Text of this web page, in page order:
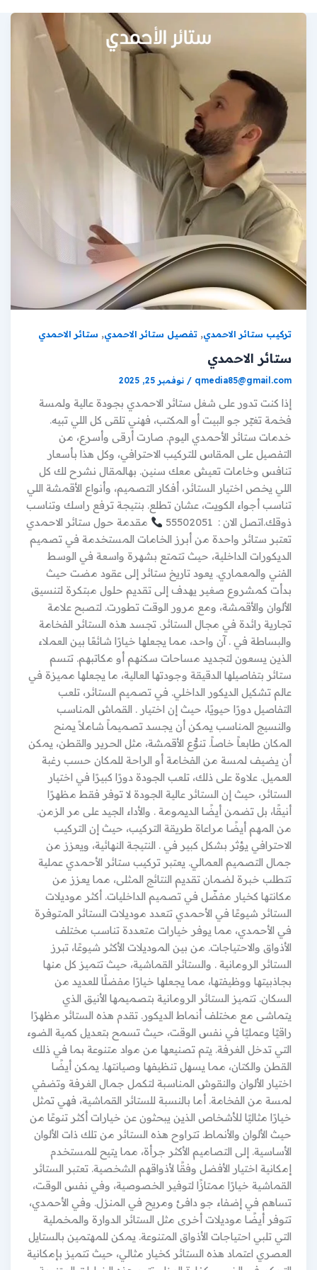
تركيب ستائر الاحمدي,تفصيل ستائر الاحمدي,ستائر الاحمدي
ستائر الاحمدي
qmedia85@gmail.com
/ نوفمبر 25, 2025
إذا كنت تدور على شغل ستائر الاحمدي بجودة عالية ولمسة
فخمة تغيّر جو البيت أو المكتب، فهني تلقى كل اللي تبيه.
خدمات ستائر الأحمدي اليوم. صارت أرقى وأسرع، من
التفصيل على المقاس للتركيب الاحترافي، وكل هذا بأسعار
تنافس وخامات تعيش معك سنين. بهالمقال نشرح لك كل
اللي يخص اختيار الستائر، أفكار التصميم، وأنواع الأقمشة اللي
تناسب أجواء الكويت، عشان تطلع. بنتيجة ترفع راسك وتناسب
ذوقك.اتصل الان : 55502051
مقدمة حول ستائر الاحمدي
تعتبر ستائر واحدة من أبرز الخامات المستخدمة في تصميم
الديكورات الداخلية، حيث تتمتع بشهرة واسعة في الوسط
الفني والمعماري. يعود تاريخ ستائر إلى عقود مضت حيث
بدأت كمشروع صغير يهدف إلى تقديم حلول مبتكرة لتنسيق
الألوان والأقمشة، ومع مرور الوقت تطورت. لتصبح علامة
تجارية رائدة في مجال الستائر. تجسد هذه الستائر الفخامة
والبساطة في . آن واحد، مما يجعلها خيارًا شائعًا بين العملاء
الذين يسعون لتجديد مساحات سكنهم أو مكاتبهم. تتسم
ستائر بتفاصيلها الدقيقة وجودتها العالية، ما يجعلها مميزة في
عالم تشكيل الديكور الداخلي. في تصميم الستائر، تلعب
التفاصيل دورًا حيويًا، حيث إن اختيار . القماش المناسب
والنسيج المناسب يمكن أن يجسد تصميماً شاملاً يمنح
المكان طابعاً خاصاً. تنوُّع الأقمشة، مثل الحرير والقطن، يمكن
أن يضيف لمسة من الفخامة أو الراحة للمكان حسب رغبة
العميل. علاوة على ذلك، تلعب الجودة دورًا كبيرًا في اختيار
الستائر، حيث إن الستائر عالية الجودة لا توفر فقط مظهرًا
أنيقًا، بل تضمن أيضًا الديمومة . والأداء الجيد على مر الزمن.
من المهم أيضًا مراعاة طريقة التركيب، حيث إن التركيب
الاحترافي يؤثر بشكل كبير في . النتيجة النهائية، ويعزز من
جمال التصميم العمالي. يعتبر تركيب ستائر الأحمدي عملية
تتطلب خبرة لضمان تقديم النتائج المثلى، مما يعزز من
مكانتها كخيار مفضّل في تصميم الداخليات. أكثر موديلات
الستائر شيوعًا في الأحمدي تتعدد موديلات الستائر المتوفرة
في الأحمدي، مما يوفر خيارات متعددة تناسب مختلف
الأذواق والاحتياجات. من بين الموديلات الأكثر شيوعًا، تبرز
الستائر الرومانية . والستائر القماشية، حيث تتميز كل منها
بجاذبيتها ووظيفتها، مما يجعلها خيارًا مفضلًا للعديد من
السكان. تتميز الستائر الرومانية بتصميمها الأنيق الذي
يتماشى مع مختلف أنماط الديكور. تقدم هذه الستائر مظهرًا
راقيًا وعمليًا في نفس الوقت، حيث تسمح بتعديل كمية الضوء
التي تدخل الغرفة. يتم تصنيعها من مواد متنوعة بما في ذلك
القطن والكتان، مما يسهل تنظيفها وصيانتها. يمكن أيضًا
اختيار الألوان والنقوش المناسبة لتكمل جمال الغرفة وتضفي
لمسة من الفخامة. أما بالنسبة للستائر القماشية، فهي تمثل
خيارًا مثاليًا للأشخاص الذين يبحثون عن خيارات أكثر تنوعًا من
حيث الألوان والأنماط. تتراوح هذه الستائر من تلك ذات الألوان
الأساسية. إلى التصاميم الأكثر جرأة، مما يتيح للمستخدم
إمكانية اختيار الأفضل وفقًا لأذواقهم الشخصية. تعتبر الستائر
القماشية خيارًا ممتازًا لتوفير الخصوصية، وفي نفس الوقت،
تساهم في إضفاء جو دافئ ومريح في المنزل. وفي الأحمدي،
تتوفر أيضًا موديلات أخرى مثل الستائر الدوارة والمخملية
التي تلبي احتياجات الأذواق المتنوعة. يمكن للمهتمين بالستايل
العصري اعتماد هذه الستائر كخيار مثالي، حيث تتميز بإمكانية